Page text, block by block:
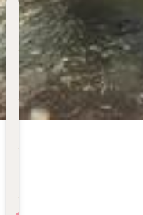
Bestemming
Kies bestemming
Wanneer
Vertrekdatum
Hoelang